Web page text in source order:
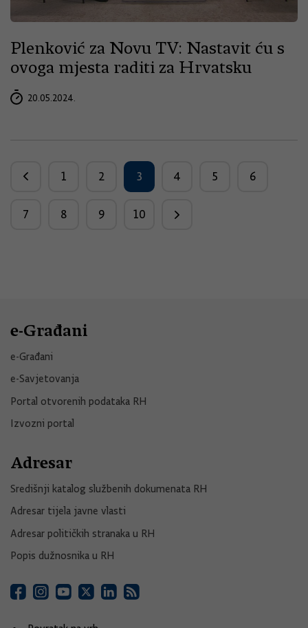
Plenković za Novu TV: Nastavit ću s
ovoga mjesta raditi za Hrvatsku
20.05.2024.
1 2 3 4 5 6
7 8 9 10
e-Građani
e-Građani
e-Savjetovanja
Portal otvorenih podataka RH
Izvozni portal
Adresar
Središnji katalog službenih dokumenata RH
Adresar tijela javne vlasti
Adresar političkih stranaka u RH
Popis dužnosnika u RH